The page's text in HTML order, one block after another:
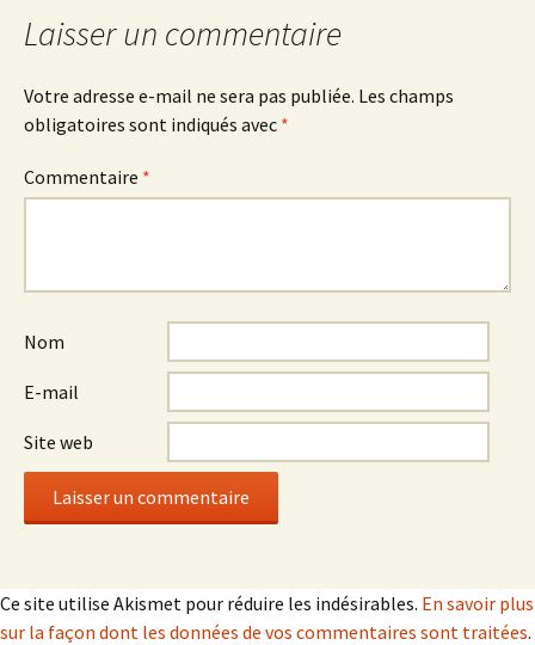
articles
Laisser un commentaire
Votre adresse e-mail ne sera pas publiée. Les champs
obligatoires sont indiqués avec *
Commentaire *
Nom
E-mail
Site web
Ce site utilise Akismet pour réduire les indésirables. En savoir plus
sur la façon dont les données de vos commentaires sont traitées.